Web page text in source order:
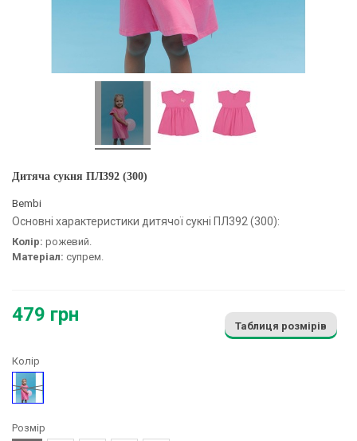
Дитяча сукня ПЛ392 (300)
Bembi
Основні характеристики дитячої сукні ПЛ392 (300):
Колір: рожевий.
Матеріал: супрем.
479 грн
Таблиця розмірів
Колір
Рожевий
Розмір